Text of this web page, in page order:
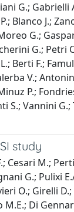
G.;
Blanco J.;
G.;
G.; Petri
Berti F.;
V.;
P.;
S.; Vannini
study
M.;
G.; Pulixi
O.; Girelli
Di